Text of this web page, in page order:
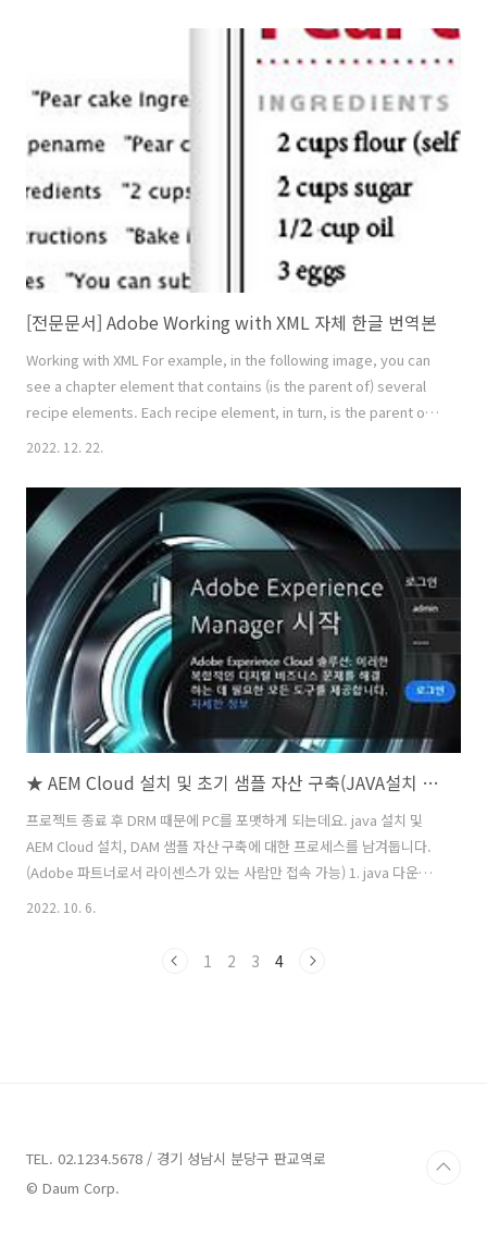
https://experience.adobe.com/#/downloads/content/software-
distribution/en/general.html experience.adobe.com 2022.10.06
설치 포함) ★ AEM Cloud 설치 및 초기 샘플 자산 구축(JAVA설치 포함)
프로젝..
[전문문서] Adobe Working with XML 자체 한글 번역본
Working with XML For example, in the following image, you can
see a chapter element that contains (is the parent of) several
recipe elements. Each recipe element, in turn, is the parent of
elements called recipename, ingredients, instructions, notes,
Adobe InDesign CS5는 XML을 제작하고 사용할 수 있는 여러 애플리
케이션(응용 프로그램) 중 하나이다. InDesign 파일에 있는 콘텐츠에
태..
2022. 12. 22.
★ AEM Cloud 설치 및 초기 샘플 자산 구축(JAVA설치 포함)
프로젝트 종료 후 DRM 때문에 PC를 포맷하게 되는데요. java 설치 및
AEM Cloud 설치, DAM 샘플 자산 구축에 대한 프로세스를 남겨둡니다.
(Adobe 파트너로서 라이센스가 있는 사람만 접속 가능) 1. java 다운로
드
distribution/en/general.html?
2022. 10. 6.
1 2 3 4
TEL. 02.1234.5678 / 경기 성남시 분당구 판교역로
© Daum Corp.